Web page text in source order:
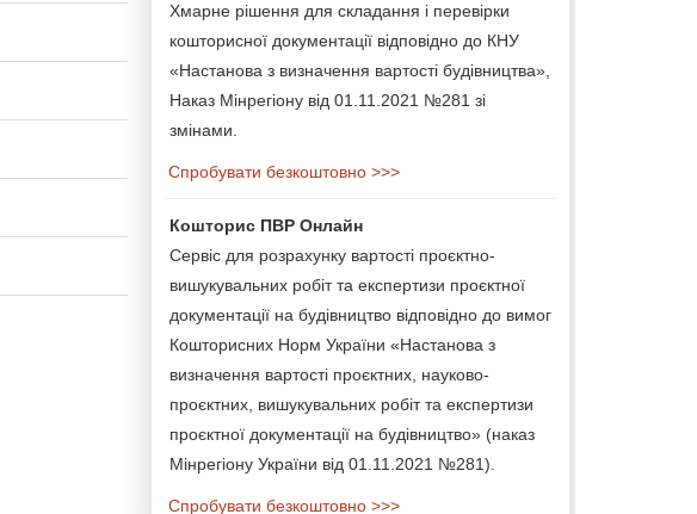
Хмарне рішення для складання і перевірки
кошторисної документації відповідно до КНУ
«Настанова з визначення вартості будівництва»,
Наказ Мінрегіону від 01.11.2021 №281 зі
змінами.
Спробувати безкоштовно >>>
Кошторис ПВР Онлайн
Сервіс для розрахунку вартості проєктно-
вишукувальних робіт та експертизи проєктної
документації на будівництво відповідно до вимог
Кошторисних Норм України «Настанова з
визначення вартості проєктних, науково-
проєктних, вишукувальних робіт та експертизи
проєктної документації на будівництво» (наказ
Мінрегіону України від 01.11.2021 №281).
Спробувати безкоштовно >>>